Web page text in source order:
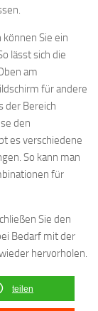
Sie ein
lässt sich die
am
für andere
der Bereich
den
es verschiedene
So kann man
für
Sie den
Bedarf mit der
hervorholen.
teilen